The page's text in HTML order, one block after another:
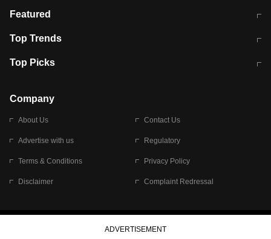
मुंबई में लगे 'जेन जी' के पोस्टर, लिखा- 'मैं
Featured
10 अगस्त को विधानसभा का घेराव करेंगे
Top Trends
RBI का नया नियम: अब बैंकों को अपनी सभी
Top Picks
बारिश की चेतावनी
Company
About Us Contact Us
Advertise with us Regulatory
Terms & Conditions Privacy Policy
Disclaimer Complaint Redressal